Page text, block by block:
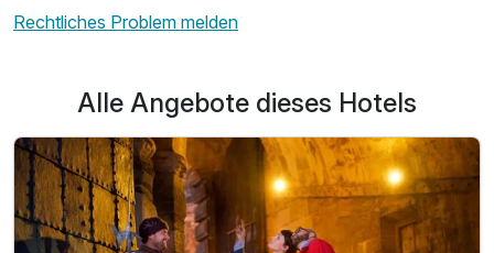
Rechtliches Problem melden
Alle Angebote dieses Hotels